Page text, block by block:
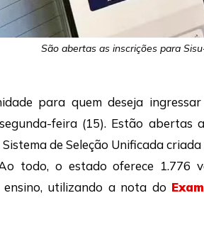
São abertas as inscrições para
para quem deseja
feira (15). Estão abertas
de Seleção Unificada
todo, o estado oferece 1.776
utilizando a nota do